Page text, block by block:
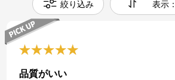
絞り込み 表示
品質がいい